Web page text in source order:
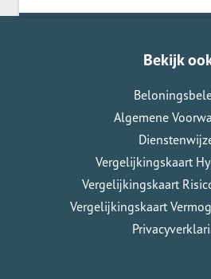
Bekijk
Algemene
Vergelijkingskaart
Vergelijkingskaart
Vergelijkingskaart